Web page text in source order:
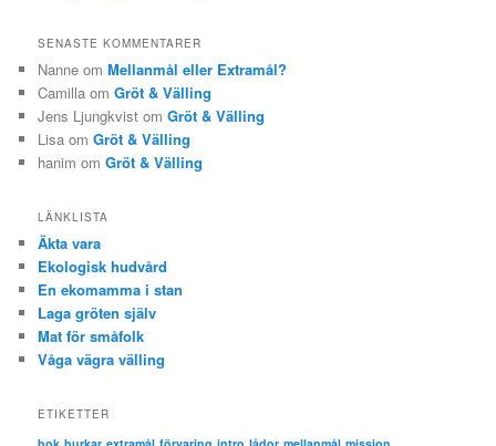
SENASTE KOMMENTARER
Nanne omMellanmål eller Extramål?
Camilla omGröt & Välling
Jens Ljungkvist omGröt & Välling
Lisa omGröt & Välling
hanim omGröt & Välling
LÄNKLISTA
Äkta vara
Ekologisk hudvård
En ekomamma i stan
Laga gröten själv
Mat för småfolk
Våga vägra välling
ETIKETTER